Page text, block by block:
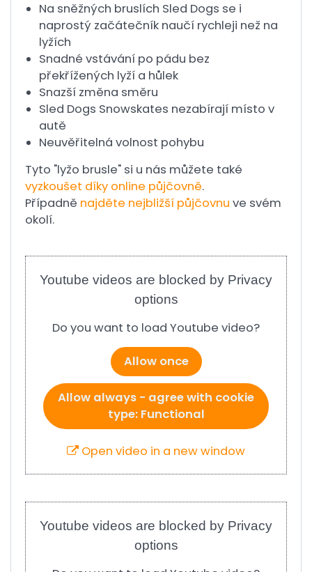
Na sněžných bruslích Sled Dogs se i
naprostý začátečník naučí rychleji než na
lyžích
Snadné vstávání po pádu bez
překřížených lyží a hůlek
Snazší změna směru
Sled Dogs Snowskates nezabírají místo v
autě
Neuvěřitelná volnost pohybu
Tyto "lyžo brusle" si u nás můžete také
vyzkoušet díky online půjčovně.
Případně najděte nejbližší půjčovnu ve svém
okolí.
Youtube videos are blocked by Privacy
options
Do you want to load Youtube video?
Allow once
Allow always - agree with cookie
type: Functional
Open video in a new window
Youtube videos are blocked by Privacy
options